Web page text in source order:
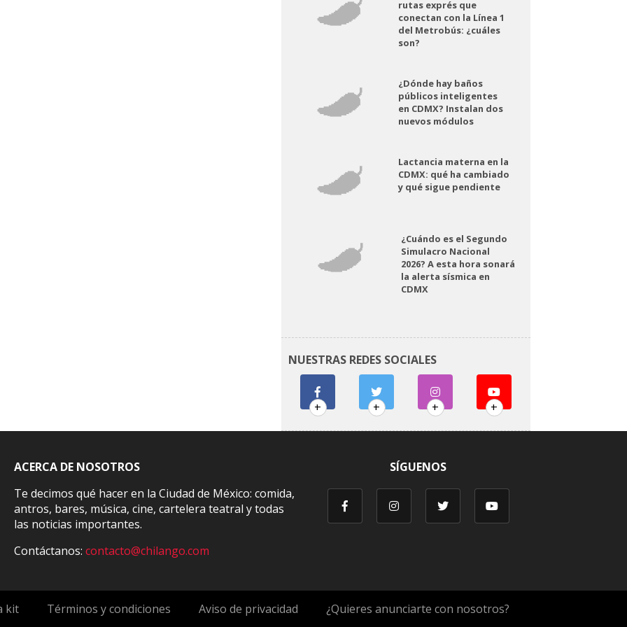
rutas exprés que
conectan con la Línea 1
del Metrobús: ¿cuáles
son?
¿Dónde hay baños
públicos inteligentes
en CDMX? Instalan dos
nuevos módulos
Lactancia materna en la
CDMX: qué ha cambiado
y qué sigue pendiente
¿Cuándo es el Segundo
Simulacro Nacional
2026? A esta hora sonará
la alerta sísmica en
CDMX
NUESTRAS REDES SOCIALES
+ + + +
ACERCA DE NOSOTROS
Te decimos qué hacer en la Ciudad de México: comida,
antros, bares, música, cine, cartelera teatral y todas
las noticias importantes.
Contáctanos:contacto@chilango.com
SÍGUENOS
kit Términos y condiciones Aviso de privacidad ¿Quieres anunciarte con nosotros?